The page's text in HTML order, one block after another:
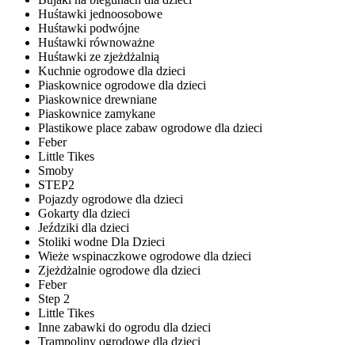
Huśtawki jednoosobowe
Huśtawki podwójne
Huśtawki równoważne
Huśtawki ze zjeżdżalnią
Kuchnie ogrodowe dla dzieci
Piaskownice ogrodowe dla dzieci
Piaskownice drewniane
Piaskownice zamykane
Plastikowe place zabaw ogrodowe dla dzieci
Feber
Little Tikes
Smoby
STEP2
Pojazdy ogrodowe dla dzieci
Gokarty dla dzieci
Jeździki dla dzieci
Stoliki wodne Dla Dzieci
Wieże wspinaczkowe ogrodowe dla dzieci
Zjeżdżalnie ogrodowe dla dzieci
Feber
Step 2
Little Tikes
Inne zabawki do ogrodu dla dzieci
Trampoliny ogrodowe dla dzieci